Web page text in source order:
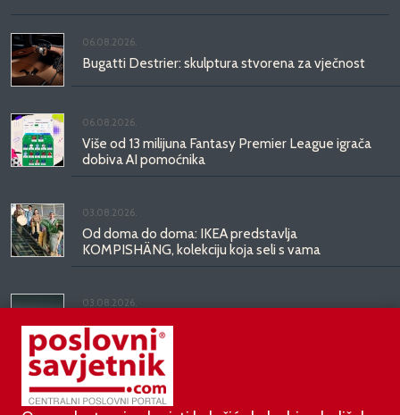
06.08.2026.
Bugatti Destrier: skulptura stvorena za vječnost
06.08.2026.
Više od 13 milijuna Fantasy Premier League igrača
dobiva AI pomoćnika
03.08.2026.
Od doma do doma: IKEA predstavlja
KOMPISHÄNG, kolekciju koja seli s vama
03.08.2026.
Kineski BYD predstavio luksuznu limuzinu veću od
Mercedesove S-klase, obećava domet do 1.000
kilometara